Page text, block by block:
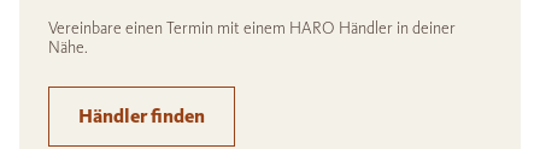
Vereinbare einen Termin mit einem HARO Händler in deiner
Nähe.
Händler finden